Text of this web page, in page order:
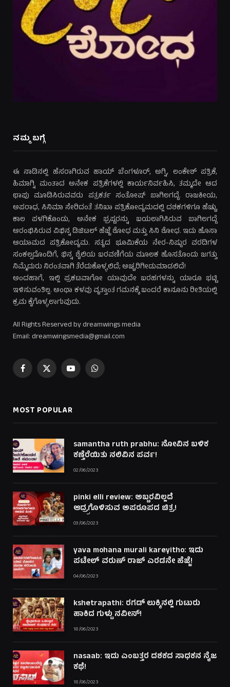
ನಮ್ಮ ಬಗ್ಗೆ
ಈ ನಾಡಿನಲ್ಲಿ ಹೆಸರಾಗಿರುವ ಹಾಯ್ ಬೆಂಗಳೂರ್, ಅಗ್ನಿ, ಲಂಕೇಶ್ ಪತ್ರಿಕೆ,
ಹಿಮಾಗ್ನಿ ಮಂತಾದ ಅನೇಕ ಪತ್ರಿಕೆಗಳಲ್ಲಿ ಕಾರ್ಯನಿರ್ವಹಿಸಿ, ತಮ್ಮದೇ ಆದ
ಛಾಪು ಮೂಡಿಸಿರುವವರು ಪತ್ರಕರ್ತ ಸಂತೋಷ್ ಬಾಗಿಲಗದ್ದೆ. ರಾಜಕೀಯ,
ಅಪರಾಧ, ಸಿನಿಮಾ ಸೇರಿದಂತೆ ತನಿಖಾ ಪತ್ರಿಕೋದ್ಯಮದಲ್ಲಿ ದಶಕಗಳಿಗೂ ಹೆಚ್ಚು
ಕಾಲ ಪಳಗಿಕೊಂಡು, ಅನೇಕ ಭ್ರಷ್ಟರನ್ನು ಬಯಲಾಗಿಸಿರುವ ಬಾಗಿಲಗದ್ದೆ
ಆರಂಭಿಸಿರುವ ವಿಭಿನ್ನ ಡಿಜಿಟಲ್ ಹೆಜ್ಜೆ ಶೋಧ ಮತ್ತು ಸಿನಿ ಶೋಧ. ಇದು ಹೊಸಾ
ಆಯಾಮದ ಪತ್ರಿಕೋದ್ಯಮ. ಸತ್ಯದ ಭೂಮಿಕೆಯ ನೇರ-ನಿಷ್ಠುರ ವರದಿಗಳ
ಸಂಕಲ್ಪದೊಂದಿಗೆ, ಭಿನ್ನ ಶೈಲಿಯ ಬರವಣಿಗೆಯ ಮೂಲಕ ಹೊಸತೊಂದು ಜಗತ್ತು
ನಿಮ್ಮೆದುರು ನಿರಂತವಾಗಿ ತೆರೆದುಕೊಳ್ಳಲಿದೆ; ಅಚ್ಚರಿಗೀಡುಮಾಡಲಿದೆ!
ಅಂದಹಾಗೆ, ಇಲ್ಲಿ ಪ್ರಕಟವಾಗೋ ಯಾವುದೇ ಬರಹಗಳನ್ನು ಯಾರೂ ಭಟ್ಟಿ
ಇಳಿಸುವಂತಿಲ್ಲ. ಅಂಥಾ ಕಳವು ವೃತ್ತಾಂತ ಗಮನಕ್ಕೆ ಬಂದರೆ ಕಾನೂನು ರೀತಿಯಲ್ಲಿ
ಕ್ರಮ ಕೈಗೊಳ್ಳಲಾಗುವುದು.
All Rights Reserved by dreamwings media
Email: dreamwingsmedia@gmail.com
Facebook
X
YouTubeWhatsApp
MOST POPULAR
samantha ruth prabhu: ನೋವಿನ ಬಳಿಕ
ಕಣ್ತೆರೆಯಿತು ನಲಿವಿನ ಪರ್ವ!
02/06/2023
pinki elli review: ಅಬ್ಬರವಿಲ್ಲದೆ
ಆದ್ರ್ರಗೊಳಿಸುವ ಅಪರೂಪದ ಚಿತ್ರ!
03/06/2023
yava mohana murali kareyitho: ಇದು
ಪಟೇಲ್ ವರುಣ್ ರಾಜ್ ಎರಡನೇ ಹೆಜ್ಜೆ!
04/06/2023
kshetrapathi: ರಗಡ್ ಲುಕ್ಕಿನಲ್ಲಿ ಗುಟುರು
ಹಾಕಿದ ಗುಳ್ಟು ನವೀನ್!
18/06/2023
nasaab: ಇದು ಎಂಬತ್ತರ ದಶಕದ ಸಾಧಕನ ನೈಜ
ಕಥೆ!
18/06/2023